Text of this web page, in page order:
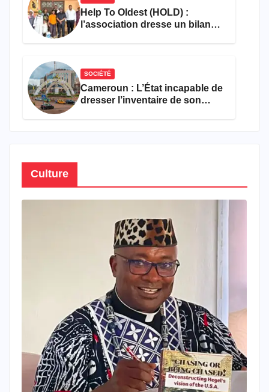
Help To Oldest (HOLD) :
l’association dresse un bilan
SOCIÉTÉ
Cameroun : L’État incapable de
dresser l’inventaire de son
Culture